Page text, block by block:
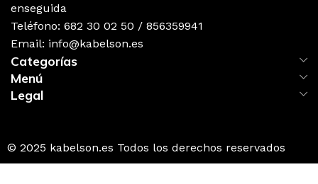
enseguida
Teléfono: 682 30 02 50 / 856359941
Email: info@kabelson.es
Categorías
Menú
Legal
© 2025 kabelson.es Todos los derechos reservados